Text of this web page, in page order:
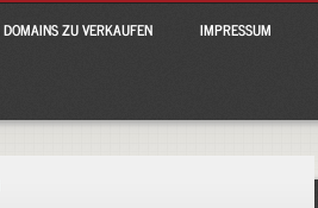
DOMAINS ZU VERKAUFEN IMPRESSUM